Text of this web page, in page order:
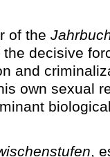
of the
the decisive
and
own sexual
,